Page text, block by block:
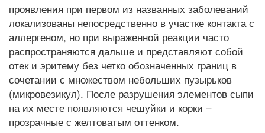
проявления при первом из названных заболеваний
локализованы непосредственно в участке контакта с
аллергеном, но при выраженной реакции часто
распространяются дальше и представляют собой
отек и эритему без четко обозначенных границ в
сочетании с множеством небольших пузырьков
(микровезикул). После разрушения элементов сыпи
на их месте появляются чешуйки и корки –
прозрачные с желтоватым оттенком.